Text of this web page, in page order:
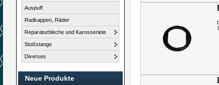
Auspuff
Radkappen, Räder
Reparaturbleche und Karosseriete
Stoßstange
Diverses
Neue Produkte